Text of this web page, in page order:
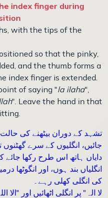
index finger during
with the tips of the
so that the pinky,
and the thumb forms a
index finger is extended.
of saying "la ilaha",
". Leave the hand in that
تشہد کے دوران بیٹھنے کی
جائیں، انگلیوں کے سرے گھٹنوں
دایاں ہاتھ اس طرح رکھا جائے
انگلیاں بند ہوں، اور انگوٹھا
کی انگلی کھلی رہے۔